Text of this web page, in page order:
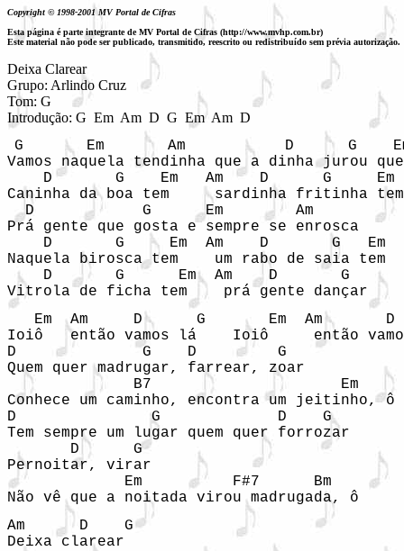
Copyright © 1998-2001 MV Portal de Cifras
Esta página é parte integrante de MV Portal de Cifras (http://www.mvhp.com.br)
Este material não pode ser publicado, transmitido, reescrito ou redistribuído sem prévia autorização.
Deixa Clarear
Grupo: Arlindo Cruz
Tom: G
Introdução: G  Em  Am  D  G  Em  Am  D
G       Em       Am           D      G
Vamos naquela tendinha que a dinha jurou
D       G    Em   Am    D      G
Caninha da boa tem     sardinha fritinha tem
  D            G      Em        Am
Prá gente que gosta e sempre se enrosca
D       G     Em  Am    D       G   Em
Naquela birosca tem    um rabo de saia tem
    D       G      Em  Am    D       G
Vitrola de ficha tem    prá gente dançar
Em  Am     D      G       Em  Am       D
Ioiô   então vamos lá    Ioiô     então
D              G    D         G
Quem quer madrugar, farrear, zoar
              B7                     Em
Conhece um caminho, encontra um jeitinho, ô
D               G             D    G
Tem sempre um lugar quem quer forrozar
       D      G
Pernoitar, virar
             Em          F#7      Bm
Não vê que a noitada virou madrugada, ô
Am      D    G
Deixa clarear